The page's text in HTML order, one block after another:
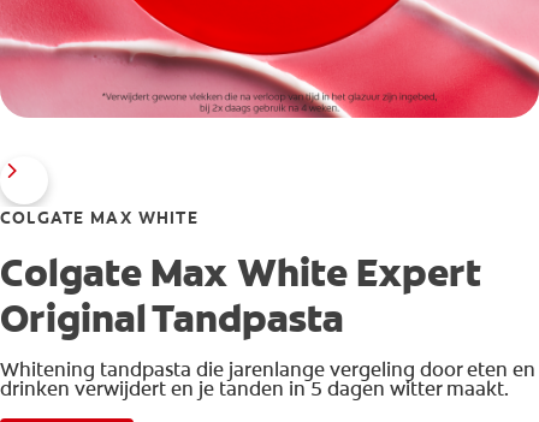
COLGATE MAX WHITE
Colgate Max White Expert
Original Tandpasta
Whitening tandpasta die jarenlange vergeling door eten en
drinken verwijdert en je tanden in 5 dagen witter maakt.